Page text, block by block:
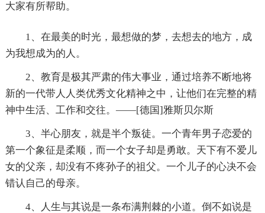
大家有所帮助。
1、在最美的时光，最想做的梦，去想去的地方，成
为我想成为的人。
2、教育是极其严肃的伟大事业，通过培养不断地将
新的一代带人人类优秀文化精神之中，让他们在完整的精
神中生活、工作和交往。——[德国]雅斯贝尔斯
3、半心朋友，就是半个叛徒。一个青年男子恋爱的
第一个象征是柔顺，而一个女子却是勇敢。天下有不爱儿
女的父亲，却没有不疼孙子的祖父。一个儿子的心决不会
错认自己的母亲。
4、人生与其说是一条布满荆棘的小道。倒不如说是